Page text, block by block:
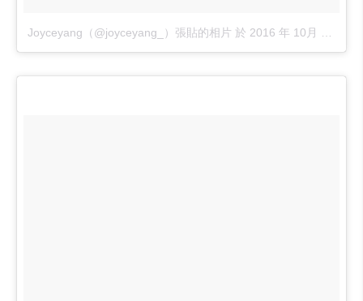
Joyceyang（@joyceyang_）張貼的相片 於 2016 年 10月 月 13 9:27上午 PDT